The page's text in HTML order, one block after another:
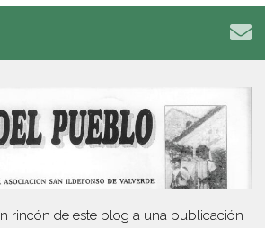
rincón de este blog a una publicación